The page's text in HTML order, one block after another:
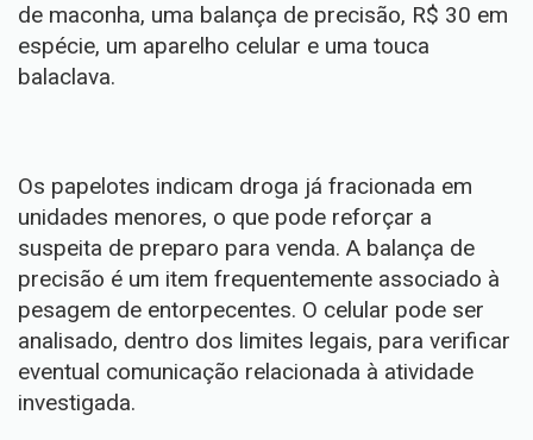
de maconha, uma balança de precisão, R$ 30 em
espécie, um aparelho celular e uma touca
balaclava.
Os papelotes indicam droga já fracionada em
unidades menores, o que pode reforçar a
suspeita de preparo para venda. A balança de
precisão é um item frequentemente associado à
pesagem de entorpecentes. O celular pode ser
analisado, dentro dos limites legais, para verificar
eventual comunicação relacionada à atividade
investigada.